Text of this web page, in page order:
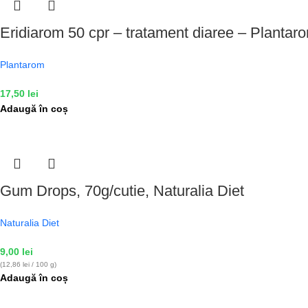
Eridiarom 50 cpr – tratament diaree –
Plantarom
17,50 lei
Adaugă în coș
Gum Drops, 70g/cutie, Naturalia Diet
Naturalia Diet
9,00 lei
(12,86 lei / 100 g)
Adaugă în coș